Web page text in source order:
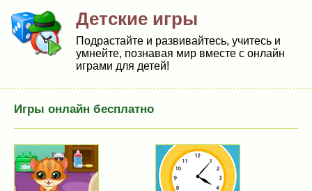
Детские игры
Подрастайте и развивайтесь, учитесь и
умнейте, познавая мир вместе с онлайн
играми для детей!
Игры онлайн бесплатно